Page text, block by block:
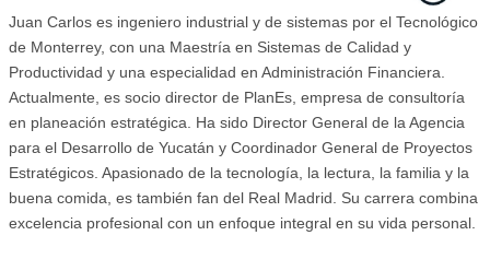
Juan Carlos es ingeniero industrial y de sistemas por el Tecnológico
de Monterrey, con una Maestría en Sistemas de Calidad y
Productividad y una especialidad en Administración Financiera.
Actualmente, es socio director de PlanEs, empresa de consultoría
en planeación estratégica. Ha sido Director General de la Agencia
para el Desarrollo de Yucatán y Coordinador General de Proyectos
Estratégicos. Apasionado de la tecnología, la lectura, la familia y la
buena comida, es también fan del Real Madrid. Su carrera combina
excelencia profesional con un enfoque integral en su vida personal.